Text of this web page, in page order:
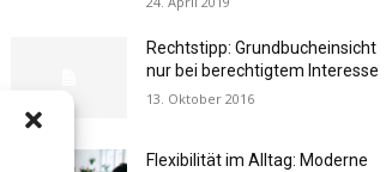
Rechtstipp: Grundbucheinsicht
nur bei berechtigtem Interesse
13. Oktober 2016
Flexibilität im Alltag: Moderne